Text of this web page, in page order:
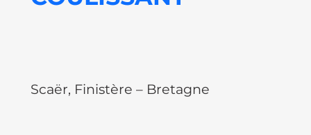
Scaër, Finistère – Bretagne